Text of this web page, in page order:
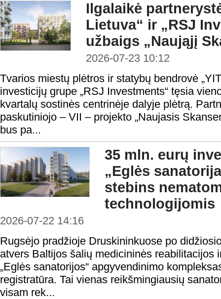
Ilgalaikė
Lietuva“ ir „RSJ
užbaigs „Naująjį
2026-07-23 10:12
Tvarios miestų plėtros ir statybų bendrovė
investicijų grupe „RSJ Investments“ tęsia
kvartalų sostinės centrinėje dalyje plėtrą.
paskutiniojo – VII – projekto „Naujasis
bus pa...
35 mln. eurų
„Eglės
stebins
technologijomis
2026-07-22 14:16
Rugsėjo pradžioje Druskininkuose po
atvers Baltijos šalių medicininės reabilitacijos
„Eglės sanatorijos“ apgyvendinimo
registratūra. Tai vienas reikšmingiausių
visam rek...